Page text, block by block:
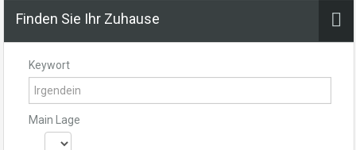
Finden Sie Ihr Zuhause
Keywort
Main Lage